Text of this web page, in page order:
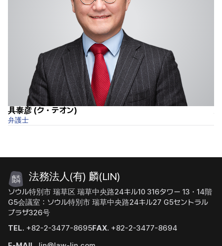
具泰彦 (ク・テオン)
弁護士
法務法人(有) 麟(LIN)
ソウル特別市 瑞草区 瑞草中央路24キル10 316タワー 13・14階
G5会議室：ソウル特別市 瑞草中央路24キル27 G5セントラル
プラザ326号
TEL. +82-2-3477-8695FAX. +82-2-3477-8694